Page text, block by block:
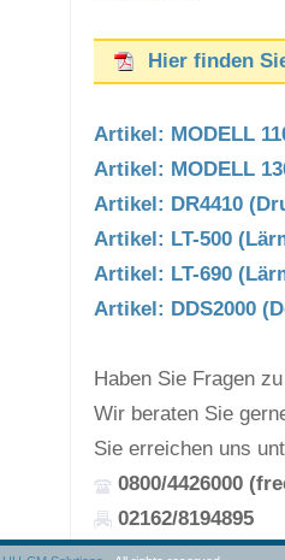
Hier finden
Artikel: MODELL
Artikel: MODELL
Artikel: DR4410
Artikel: LT-500
Artikel: LT-690
Artikel: DDS2000
Haben Sie Fragen
Wir beraten Sie
Sie erreichen uns
0800/4426000
02162/8194895